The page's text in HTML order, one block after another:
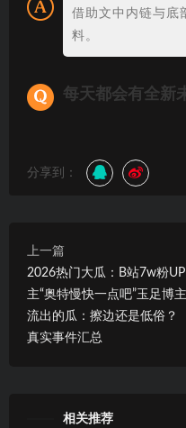
借助文中内链与底
料。
每天都会有全新
分享到：
上一篇
2026热门大瓜：B站7w粉UP
主“奥特慢快一点吧”玉足博主
流出的瓜：擦边还是低俗？
真实事件汇总
相关推荐